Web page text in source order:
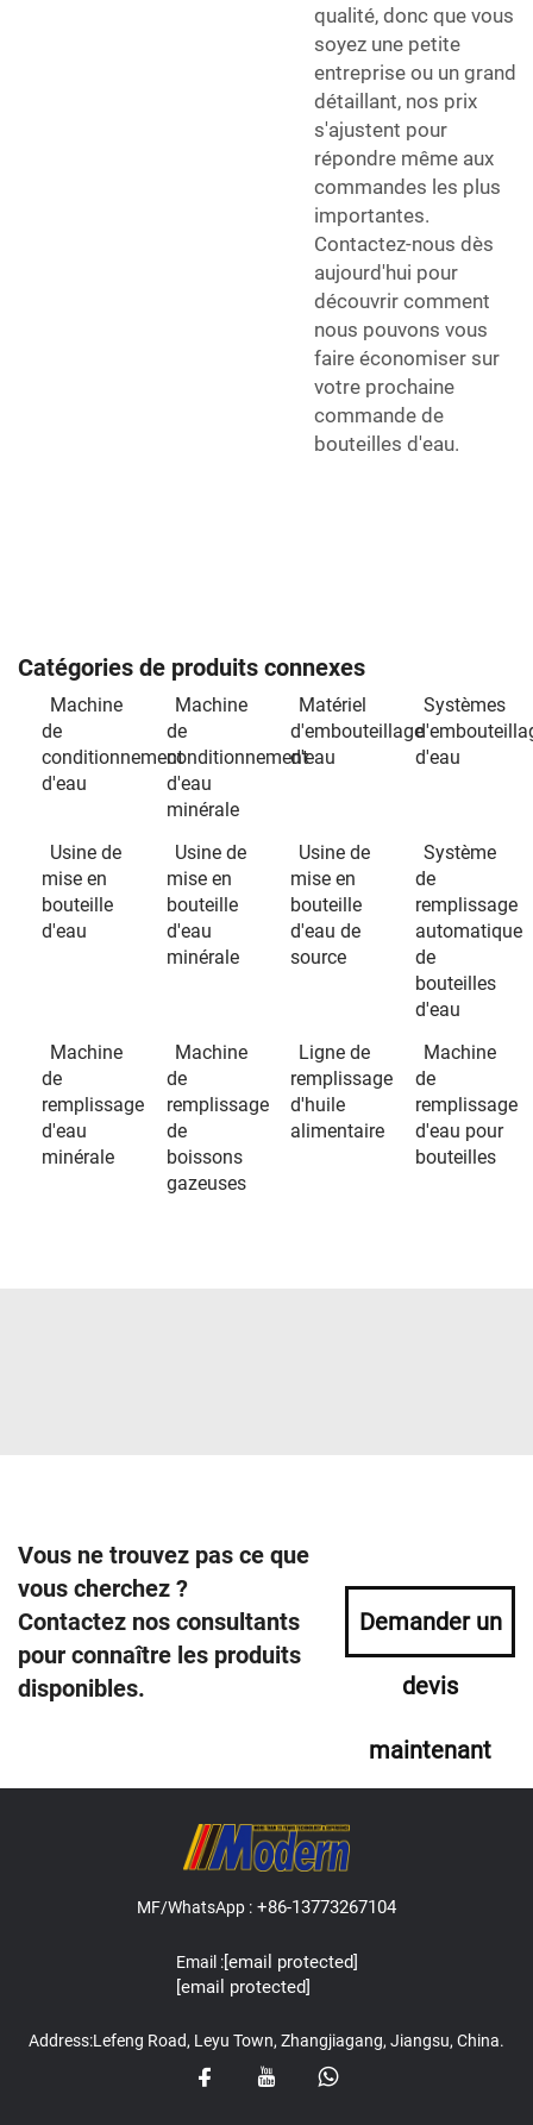
qualité, donc que vous
soyez une petite
entreprise ou un grand
détaillant, nos prix
s'ajustent pour
répondre même aux
commandes les plus
importantes.
Contactez-nous dès
aujourd'hui pour
découvrir comment
nous pouvons vous
faire économiser sur
votre prochaine
commande de
bouteilles d'eau.
Catégories de produits connexes
Machine
de
conditionnement
d'eau
Machine
de
conditionnement
d'eau
minérale
Matériel
d'embouteillage
d'eau
Systèmes
d'eau
Usine de
mise en
bouteille
d'eau
Usine de
mise en
bouteille
d'eau
minérale
Usine de
mise en
bouteille
d'eau de
source
Système
de
remplissage
automatique
de
bouteilles
d'eau
Machine
de
remplissage
d'eau
minérale
Machine
de
remplissage
de
boissons
gazeuses
Ligne de
remplissage
d'huile
alimentaire
Machine
de
remplissage
d'eau pour
bouteilles
Vous ne trouvez pas ce que
vous cherchez ?
Contactez nos consultants
pour connaître les produits
disponibles.
Demander un
devis
maintenant
MF/WhatsApp : +86-13773267104
Email :[email protected]
[email protected]
Address:Lefeng Road, Leyu Town, Zhangjiagang, Jiangsu, China.